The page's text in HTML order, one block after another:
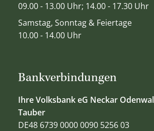
Bankverbindungen
Ihre Volksbank eG Neckar
Tauber
DE48 6739 0000 0090 5256 03
09.00 - 13.00 Uhr; 14.00 - 17.30 Uhr
Samstag, Sonntag & Feiertage
10.00 - 14.00 Uhr